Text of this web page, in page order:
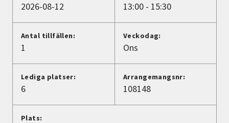
Avdelningar
Lyssna
2026-08-12 13:00 - 15:30
Antal tillfällen:
1
Veckodag:
Ons
Lediga platser:
6
Arrangemangsnr:
108148
Plats: